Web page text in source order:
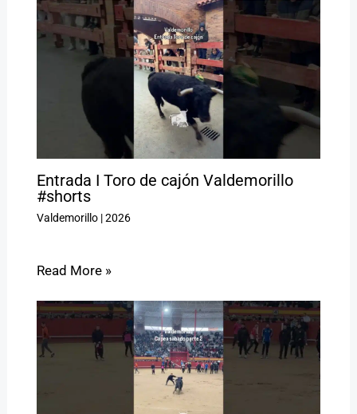
Entrada I Toro de cajón Valdemorillo
#shorts
Valdemorillo|2026
Read More »